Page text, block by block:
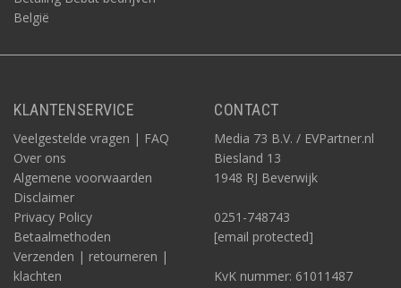
België
KLANTENSERVICE
Veelgestelde vragen | FAQ
Over ons
Algemene voorwaarden
Disclaimer
Privacy Policy
Betaalmethoden
Verzenden | retourneren |
klachten
CONTACT
Media 73 B.V. / EVPartner.nl
Biesland 13
1948 RJ Beverwijk
0251-748743
[email protected]
KvK nummer: 61011487